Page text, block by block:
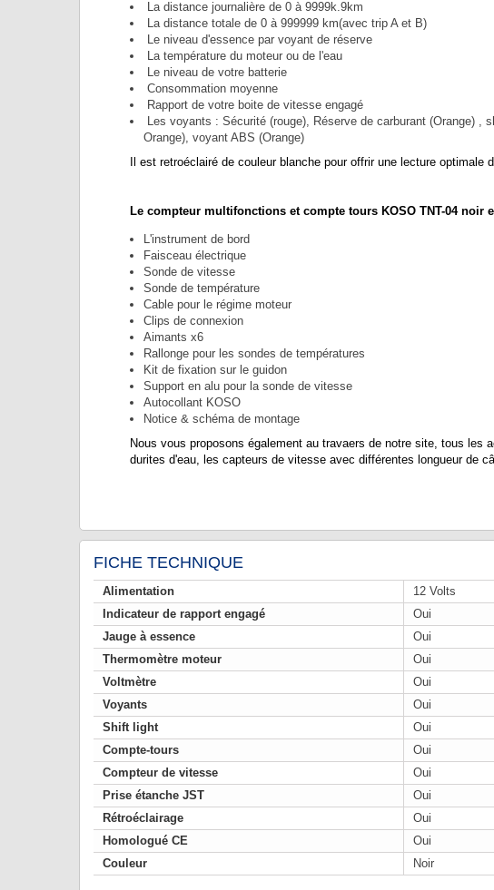
La distance journalière de 0 à 9999k.9km
La distance totale de 0 à 999999 km(avec trip A et B)
Le niveau d'essence par voyant de réserve
La température du moteur ou de l'eau
Le niveau de votre batterie
Consommation moyenne
Rapport de votre boite de vitesse engagé
Les voyants : Sécurité (rouge), Réserve de carburant (Orange) ,
Orange), voyant ABS (Orange)
Il est retroéclairé de couleur blanche pour offrir une lecture optimale
Le compteur multifonctions et compte tours KOSO TNT-04 noir
L'instrument de bord
Faisceau électrique
Sonde de vitesse
Sonde de température
Cable pour le régime moteur
Clips de connexion
Aimants x6
Rallonge pour les sondes de températures
Kit de fixation sur le guidon
Support en alu pour la sonde de vitesse
Autocollant KOSO
Notice & schéma de montage
Nous vous proposons également au travaers de notre site, tous les
durites d'eau, les capteurs de vitesse avec différentes longueur de
FICHE TECHNIQUE
Alimentation
12 Volts
Indicateur de rapport engagé
Oui
Jauge à essence
Oui
Thermomètre moteur
Oui
Voltmètre
Oui
Voyants
Oui
Shift light
Oui
Compte-tours
Oui
Compteur de vitesse
Oui
Prise étanche JST
Oui
Rétroéclairage
Oui
Homologué CE
Oui
Couleur
Noir